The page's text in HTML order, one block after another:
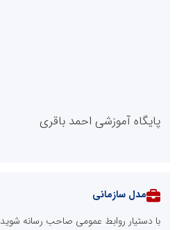
پایگاه آموزشی احمد باقری
مدل سازمانی
با دستیار روابط عمومی صاحب رسانه شوید